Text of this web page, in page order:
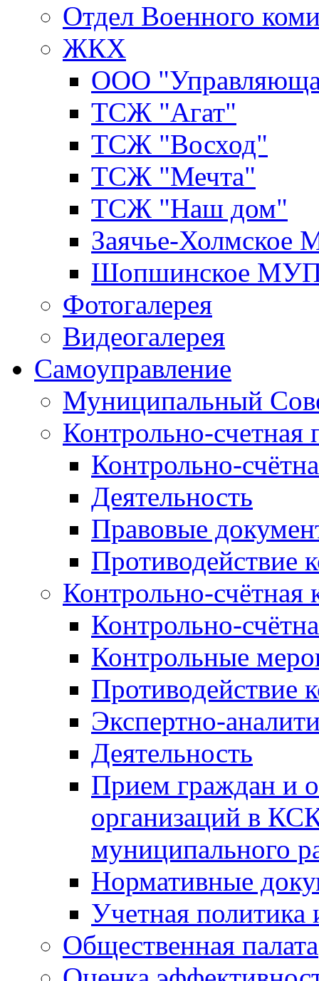
Отдел Военного
ЖКХ
ООО
ТСЖ "Агат"
ТСЖ "Восход"
ТСЖ "Мечта"
ТСЖ "Наш дом"
Заячье-
Шопшинское
Фотогалерея
Видеогалерея
Самоуправление
Муниципальный
Контрольно-счетная
Контрольно-
Деятельность
Правовые
Противодействие
Контрольно-счётная
Контрольно-
Контрольные
Противодействие
Экспертно-
Деятельность
Прием граждан и
организаций в
муниципального
Нормативные
Учетная политика
Общественная палата